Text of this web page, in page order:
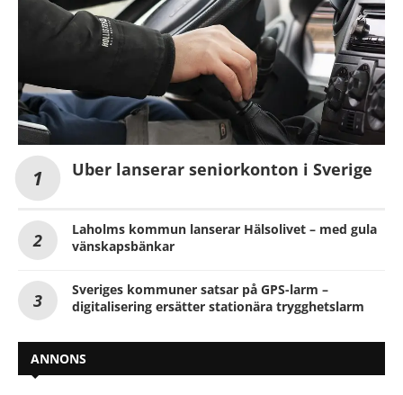
Uber lanserar seniorkonton i Sverige
Laholms kommun lanserar Hälsolivet – med gula
vänskapsbänkar
Sveriges kommuner satsar på GPS-larm –
digitalisering ersätter stationära trygghetslarm
ANNONS